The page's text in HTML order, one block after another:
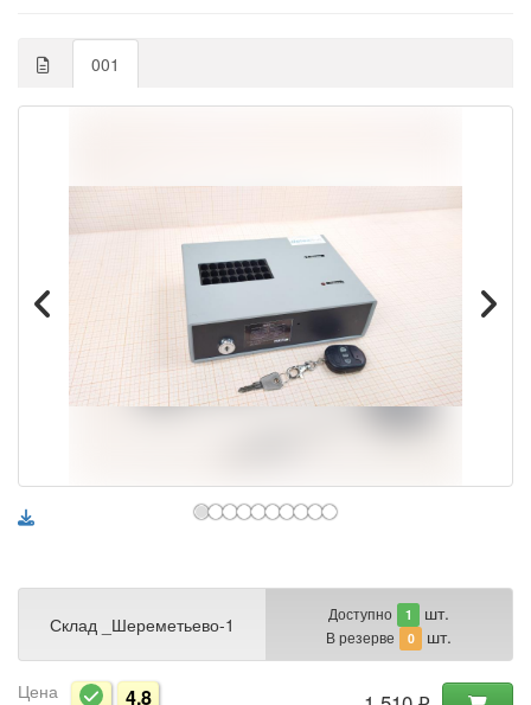
001
Склад _Шереметьево-1 Доступно 1 шт.
В резерве 0 шт.
Цена
4.8